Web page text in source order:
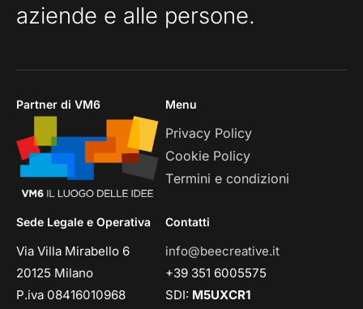
aziende e alle persone.
Partner di VM6 Menu
Privacy Policy
Cookie Policy
Termini e condizioni
Sede Legale e Operativa
Via Villa Mirabello 6
20125 Milano
P.iva 08416010968
Contatti
info@beecreative.it
+39 351 6005575
SDI: M5UXCR1